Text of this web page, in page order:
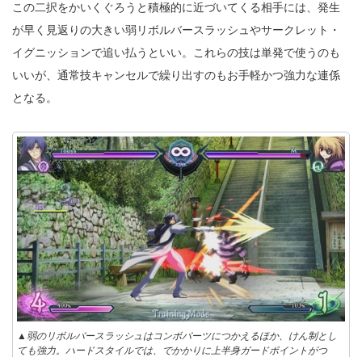
この二択をかいくぐろうと積極的に近づいてくる相手には、発生
が早く見返りの大きい弱リボルバースラッシュやサークレット・
イグニッションで追い払うといい。これらの技は単発で使うのも
いいが、通常技キャンセルで繰り出すのもお手軽かつ強力な連係
となる。
▲弱のリボルバースラッシュはコンボパーツにつかえるほか、けん制とし
ても強力。ハードスタイルでは、でかかりに上半身ガードポイントがつ